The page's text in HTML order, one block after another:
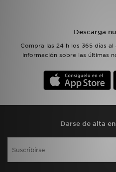
Descarga
Compra las 24 h los 365 días
información sobre las últimas
Darse de alta